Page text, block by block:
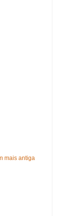
mais antiga